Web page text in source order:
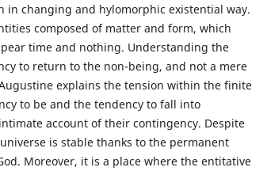
in changing and hylomorphic existential way.
composed of matter and form, which
time and nothing. Understanding the
to return to the non-being, and not a mere
explains the tension within the finite
to be and the tendency to fall into
account of their contingency. Despite
is stable thanks to the permanent
Moreover, it is a place where the entitative